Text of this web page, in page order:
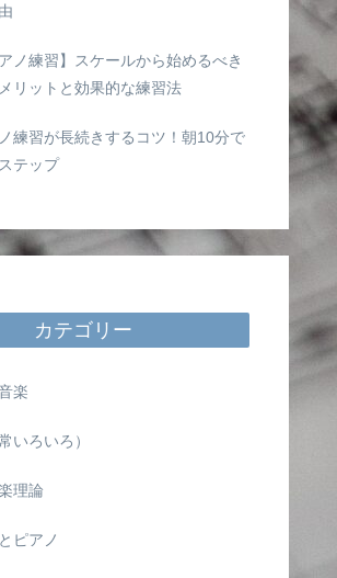
ノ練習】スケールから始めるべき
リットと効果的な練習法
練習が長続きするコツ！朝10分で
テップ
カテゴリー
楽
いろいろ）
理論
ピアノ